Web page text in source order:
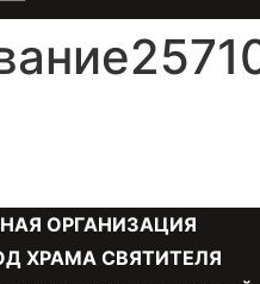
ОРГАНИЗАЦИЯ
ХРАМА СВЯТИТЕЛЯ